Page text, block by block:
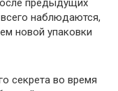
предыдущих
наблюдаются,
новой упаковки
секрета во время